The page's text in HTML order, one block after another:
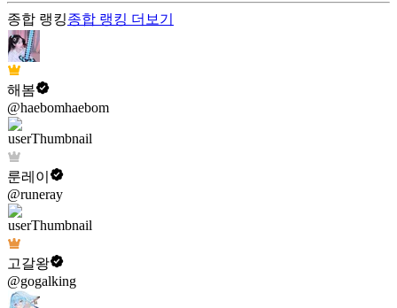
종합 랭킹종합 랭킹 더보기
해봄
@haebomhaebom
룬레이
@runeray
고갈왕
@gogalking